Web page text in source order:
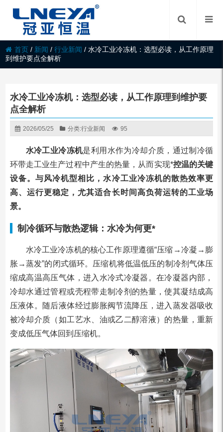
首页 / 新闻 /行业新闻 /水冷工业冷冻机：选型必读，从工作原理
到维护要点全解析
水冷工业冷冻机：选型必读，从工作原理到维护要
点全解析
2026/05/25 分类:行业新闻 95
水冷工业冷冻机是利用水作为冷却介质，通过制冷循
环带走工业生产过程中产生的热量，从而实现*控温的关键
设备。与风冷机型相比，水冷工业冷冻机的散热效率更
高、运行更稳定，尤其适合长时间高负荷运转的工业场
景。
制冷循环与散热逻辑：水冷为何更*
水冷工业冷冻机的核心工作原理遵循“压缩→冷凝→膨
胀→蒸发”的闭式循环。压缩机将低温低压的制冷剂气体压
缩成高温高压气体，进入水冷式冷凝器。在冷凝器内部，
冷却水通过管程或壳程带走制冷剂的热量，使其凝结成高
压液体。随后液体经过膨胀阀节流降压，进入蒸发器吸收
被冷却介质（如工艺水、油或乙二醇溶液）的热量，重新
变成低压气体回到压缩机。